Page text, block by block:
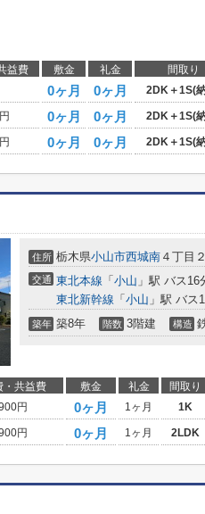
益費 敷金 礼金 間取り
0ヶ月 0ヶ月 2DK＋1S(
0ヶ月 0ヶ月 2DK＋1S(
0ヶ月 0ヶ月 2DK＋1S(
住所 栃木県小山市西城南 ４丁目
交通 東北本線 「 小山 」駅 バス
東北新幹線 「 小山 」駅 バス
築年 築8年 階数 3階建 構造
・共益費 敷金 礼金 間取り
円 0ヶ月 1ヶ月 1K
円 0ヶ月 1ヶ月 2LDK